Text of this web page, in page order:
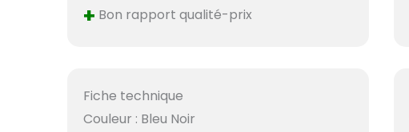
+ Bon rapport qualité-prix
Fiche technique
Couleur : Bleu Noir